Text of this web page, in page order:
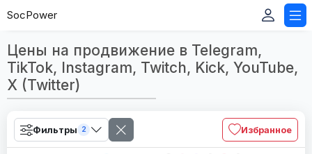
SocPower
Цены на продвижение в Telegram,
TikTok, Instagram, Twitch, Kick, YouTube,
X (Twitter)
Фильтры 2 Избранное